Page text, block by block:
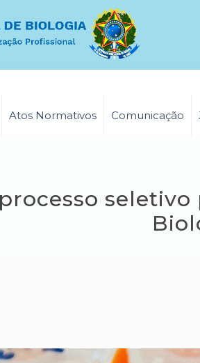
Atos Normativos Comunicação